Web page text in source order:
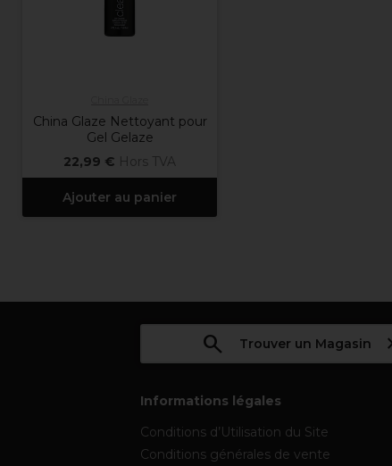
China Glaze Nettoyant pour
Gel Gelaze
22,99 € Hors TVA
Ajouter au panier
Trouver un Magasin
Informations légales
Conditions d’Utilisation du Site
Conditions générales de vente